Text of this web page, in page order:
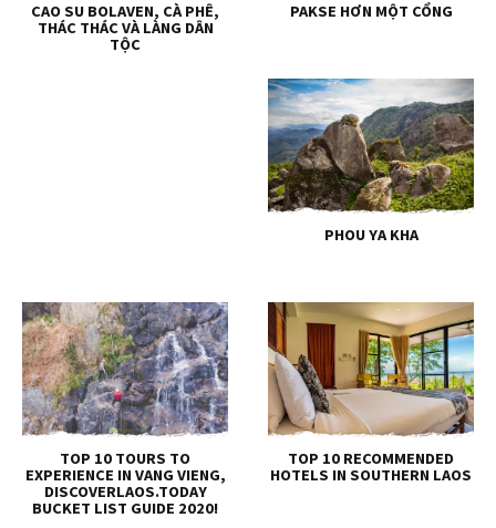
CAO SU BOLAVEN, CÀ PHÊ,
THÁC THÁC VÀ LÀNG DÂN
TỘC
PAKSE HƠN MỘT CỔNG
PHOU YA KHA
TOP 10 TOURS TO
EXPERIENCE IN VANG VIENG,
DISCOVERLAOS.TODAY
BUCKET LIST GUIDE 2020!
TOP 10 RECOMMENDED
HOTELS IN SOUTHERN LAOS